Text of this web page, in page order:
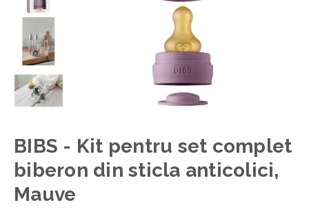
BIBS - Kit pentru set complet
biberon din sticla anticolici,
Mauve